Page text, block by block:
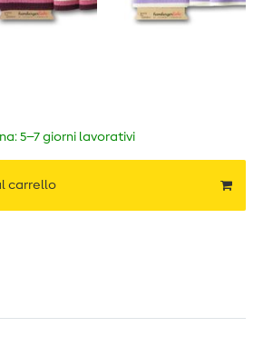
5–7 giorni lavorativi
carrello